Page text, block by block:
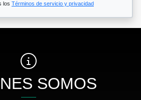
los Términos de servicio y privacidad
SOMOS